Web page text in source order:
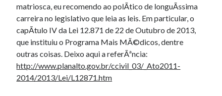
matriosca, eu recomendo ao polÃ­tico de longuÃ­ssima
carreira no legislativo que leia as leis. Em particular, o
capÃ­tulo IV da Lei 12.871 de 22 de Outubro de 2013,
que instituiu o Programa Mais MÃ©dicos, dentre
outras coisas. Deixo aqui a referÃªncia:
http://www.planalto.gov.br/ccivil_03/_Ato2011-
2014/2013/Lei/L12871.htm